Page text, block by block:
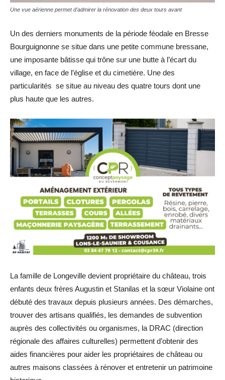
Une vue aérienne permet d'admirer la rénovation des deux tours avant
Un des derniers monuments de la période féodale en Bresse
Bourguignonne se situe dans une petite commune bressane,
une imposante bâtisse qui trône sur une butte à l’écart du
village, en face de l’église et du cimetière. Une des
particularités se situe au niveau des quatre tours dont une
plus haute que les autres.
La famille de Longeville devient propriétaire du château, trois
enfants deux frères Augustin et Stanilas et la sœur Violaine ont
débuté des travaux depuis plusieurs années. Des démarches,
trouver des artisans qualifiés, les demandes de subvention
auprès des collectivités ou organismes, la DRAC (direction
régionale des affaires culturelles) permettent d’obtenir des
aides financières pour aider les propriétaires de château ou
autres maisons classées à rénover et entretenir un patrimoine